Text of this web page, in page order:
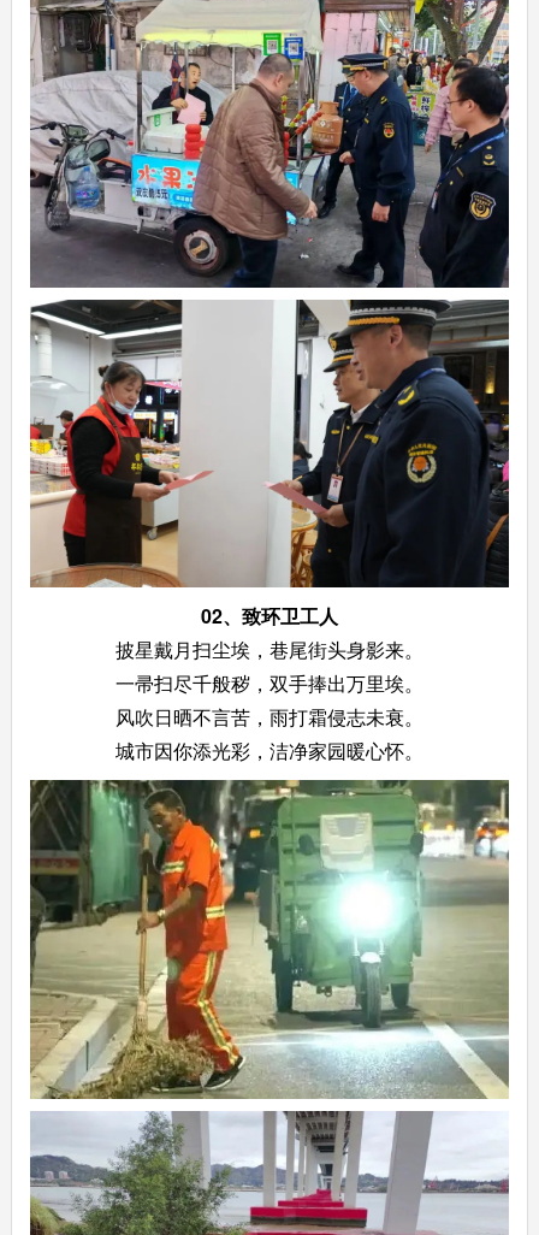
02、 致环卫工人
披星戴月扫尘埃，巷尾街头身影来。
一帚扫尽千般秽，双手捧出万里埃。
风吹日晒不言苦，雨打霜侵志未衰。
城市因你添光彩，洁净家园暖心怀。